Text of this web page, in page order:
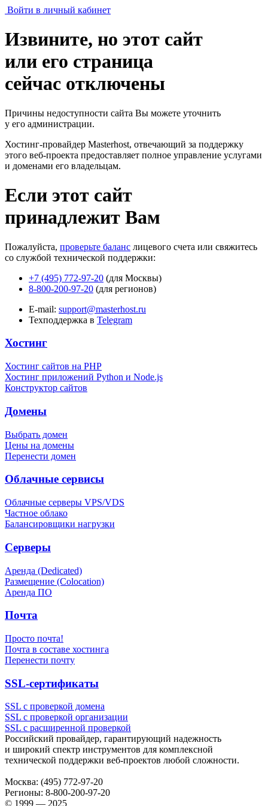
Войти в личный кабинет
Извините, но этот сайт
или его страница
сейчас отключены
Причины недоступности сайта Вы можете уточнить
у его администрации.
Хостинг-провайдер Masterhost, отвечающий за поддержку
этого веб-проекта предоставляет полное управление услугами
и доменами его владельцам.
Если этот сайт
принадлежит Вам
Пожалуйста, проверьте баланс лицевого счета или свяжитесь
со службой технической поддержки:
+7 (495) 772-97-20 (для Москвы)
8-800-200-97-20 (для регионов)
E-mail: support@masterhost.ru
Техподдержка в Telegram
Хостинг
Хостинг сайтов на PHP
Хостинг приложений Python и Node.js
Конструктор сайтов
Домены
Выбрать домен
Цены на домены
Перенести домен
Облачные сервисы
Облачные серверы VPS/VDS
Частное облако
Балансировщики нагрузки
Серверы
Аренда (Dedicated)
Размещение (Colocation)
Аренда ПО
Почта
Просто почта!
Почта в составе хостинга
Перенести почту
SSL-сертификаты
SSL с проверкой домена
SSL с проверкой организации
SSL с расширенной проверкой
Российский провайдер, гарантирующий надежность
и широкий спектр инструментов для комплексной
технической поддержки веб-проектов любой сложности.
Москва: (495) 772-97-20
Регионы: 8-800-200-97-20
© 1999 — 2025